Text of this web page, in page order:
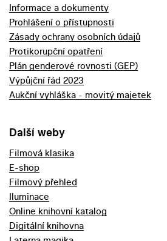
Informace a dokumenty
Prohlášení o přístupnosti
Zásady ochrany osobních údajů
Protikorupční opatření
Plán genderové rovnosti (GEP)
Výpůjční řád 2023
Aukční vyhláška - movitý majetek
Další weby
Filmová klasika
E-shop
Filmový přehled
Iluminace
Online knihovní katalog
Digitální knihovna